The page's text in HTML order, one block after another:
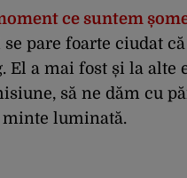
ce suntem
pare foarte ciudat
El a mai fost și la alte
să ne dăm cu
minte luminată.